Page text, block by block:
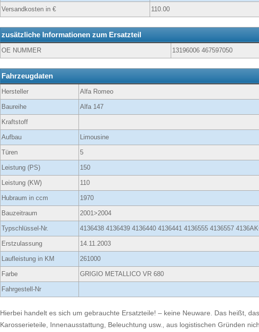
Versandkosten in € 110.00
zusätzliche Informationen zum Ersatzteil
OE NUMMER 13196006 467597050
Fahrzeugdaten
Hersteller Alfa Romeo
Baureihe Alfa 147
Kraftstoff
Aufbau Limousine
Türen 5
Leistung (PS) 150
Leistung (KW) 110
Hubraum in ccm 1970
Bauzeitraum 2001>2004
Typschlüssel-Nr. 4136438 4136439 4136440 4136441 4136555 4136557
Erstzulassung 14.11.2003
Laufleistung in KM 261000
Farbe GRIGIO METALLICO VR 680
Fahrgestell-Nr
Hierbei handelt es sich um gebrauchte Ersatzteile! – keine Neuware. Das heißt,
Karosserieteile, Innenausstattung, Beleuchtung usw., aus logistischen Gründen